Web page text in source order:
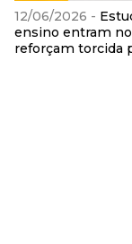
12/06/2026 -
ensino entram
reforçam torcida